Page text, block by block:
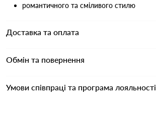
романтичного та сміливого стилю
Доставка та оплата
Обмін та повернення
Умови співпраці та програма лояльності